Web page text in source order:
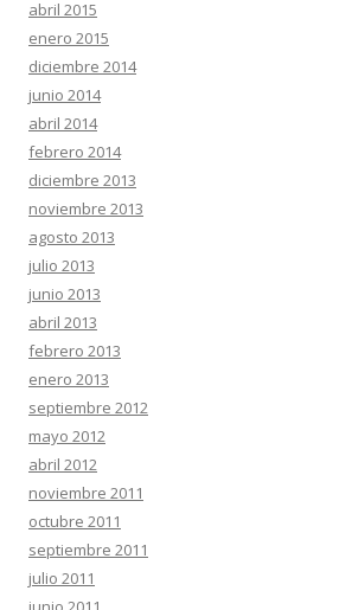
abril 2015
enero 2015
diciembre 2014
junio 2014
abril 2014
febrero 2014
diciembre 2013
noviembre 2013
agosto 2013
julio 2013
junio 2013
abril 2013
febrero 2013
enero 2013
septiembre 2012
mayo 2012
abril 2012
noviembre 2011
octubre 2011
septiembre 2011
julio 2011